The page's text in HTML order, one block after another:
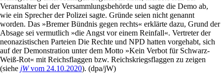
Veranstalter bei der Versammlungsbehörde und sagte die Demo ab,
wie ein Sprecher der Polizei sagte. Gründe seien nicht genannt
worden. Das »Bremer Bündnis gegen rechts« erklärte dazu, Grund der
Absage sei vermutlich »die Angst vor einem Reinfall«. Vertreter der
neonazistischen Parteien Die Rechte und NPD hatten vorgehabt, sich
auf der Demonstration unter dem Motto »Kein Verbot für Schwarz-
Weiß-Rot« mit Reichsflaggen bzw. Reichskriegsflaggen zu zeigen
(siehe jWvom 24.10.2020). (dpa/jW)